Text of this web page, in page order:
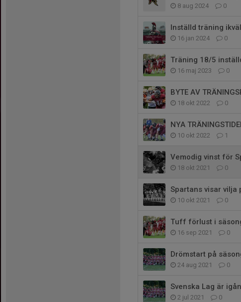
8 aug 2024 0
Inställd träning
16 jan 2024 0
Träning 18/5
16 maj 2023 0
BYTE AV
18 okt 2022 0
NYA
10 okt 2022 1
Vemodig vinst för
18 okt 2021 0
Spartans visar vilja
10 okt 2021 0
Tuff förlust i
16 sep 2021 0
Drömstart på
24 aug 2021 0
Svenska Lag är
2 jul 2021 0